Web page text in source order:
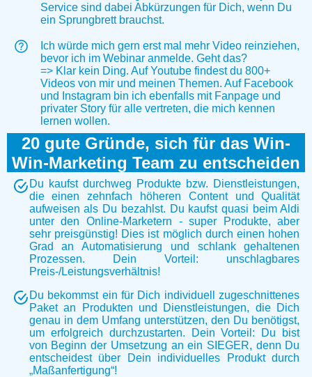
Service sind dabei Abkürzungen für Dich, wenn Du
ein Sprungbrett brauchst.
Ich würde mich gern erst mal mehr Video reinziehen,
bevor ich im Webinar anmelde. Geht das?
=> Klar kein Ding. Auf Youtube findest du 800+
Videos von mir und meinen Themen. Auf Facebook
und Instagram bin ich ebenfalls mit Fanpage und
privater Story für alle vertreten, die mich kennen
lernen wollen.
20 gute Gründe, sich für das Win-
Win-Marketing Team zu entscheiden
Du kaufst durchweg Produkte bzw. Dienstleistungen,
die einen zehnfach höheren Content und Qualität
aufweisen als Du bezahlst. Du kaufst quasi beim Aldi
unter den Online-Marketern - super Produkte, aber
sehr preisgünstig! Dies ist möglich durch einen hohen
Grad an Automatisierung und schlank gehaltenen
Prozessen. Dein Vorteil: unschlagbares
Preis-/Leistungsverhältnis!
Du bekommst ein für Dich individuell zugeschnittenes
Paket an Produkten und Dienstleistungen, die Dich
genau in dem Umfang unterstützen, den Du benötigst,
um erfolgreich durchzustarten. Dein Vorteil: Du bist
von Beginn der Umsetzung an ein SIEGER, denn Du
entscheidest über Dein individuelles Produkt durch
„Maßanfertigung“!